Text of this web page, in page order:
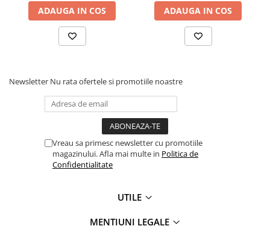
Efecte DJ & Club
Stroboscoape LED
Controler și alimentare
Cabluri și accesorii
​​Lumină UV și neagră
ADAUGA IN COS ADAUGA IN COS
Newsletter Nu rata ofertele si promotiile noastre
Vreau sa primesc newsletter cu promotiile
magazinului. Afla mai multe in Politica de
Confidentialitate
UTILE
MENTIUNI LEGALE